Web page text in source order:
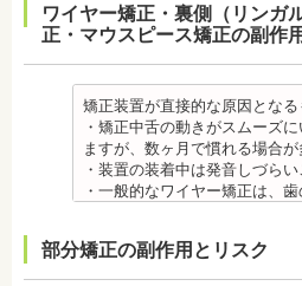
が、数ヶ月で慣れることが多い
・装置の装着中は発音しづらい
・矯正装置を装着した直後や
直後に痛みを感じることがあ
まる場合が多いです。また、冷
きにしみる「知覚過敏」があ
すが、基本的には数日で改善さ
場合は、歯科医師に相談しま
金属アレルギー
は、皮膚科で行われているパッ
ワイヤー矯正・裏側（リンガ
正・マウスピース矯正の副作
矯正装置が直接的な原因となる
・矯正中舌の動きがスムーズ
ますが、数ヶ月で慣れる場合が
・装置の装着中は発音しづらい
・一般的なワイヤー矯正は、
・矯正治療中に装置が当たるこ
ついたり、口内炎になったり
部分矯正の副作用とリスク